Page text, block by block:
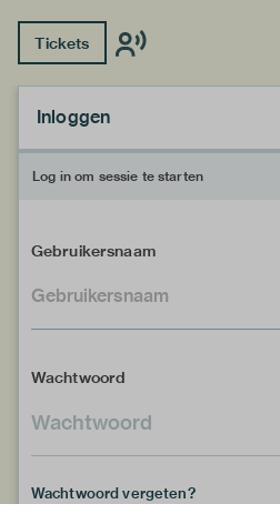
Tickets
Inloggen
Log in om sessie te starten
Gebruikersnaam
Wachtwoord
Wachtwoord vergeten?